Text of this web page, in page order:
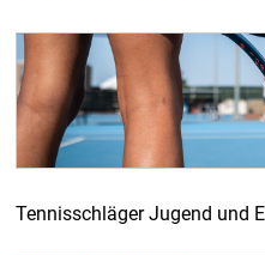
Tennisschläger Jugend und